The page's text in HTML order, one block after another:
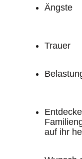
Ängste
Trauer
auf ihr